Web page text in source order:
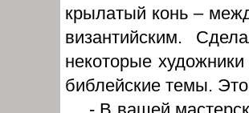
крылатый конь –
византийским.
некоторые
библейские темы.